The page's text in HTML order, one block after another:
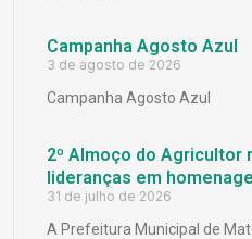
Campanha Agosto Azul
3 de agosto de 2026
Campanha Agosto Azul
2º Almoço do Agricultor
lideranças em
31 de julho de 2026
A Prefeitura Municipal de